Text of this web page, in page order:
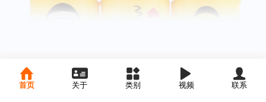
首页 关于 类别 视频 联系